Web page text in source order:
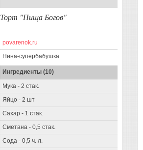
Торт "Пища Богов"
povarenok.ru
Нина-супербабушка
Ингредиенты (10)
Мука - 2 стак.
Яйцо - 2 шт
Сахар - 1 стак.
Сметана - 0,5 стак.
Сода - 0,5 ч. л.